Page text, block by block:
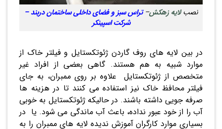
نصبلایه زهکش–تراس سبز و فضای داخلی ساختمان دربند –
شرکت اسپینکر
در بین لایه های روف گاردن ژئوتکستایل و فیلتر خاک از
موارد شبیه به هم هستند. گاهی بعضی از افراد غیر
متخصص از ژئوتکستایل علاوه بر روی ممبران، به جای
فیلتر محافظ خاک نیز استفاده می کنند تا در هزینه ها
صرفه جویی داشته باشند. در حالیکه ژئوتکستایل به خوبی
آب را از خود عبور نداده، باعث آب ماندگی می شود. یا در
بسیاری موارد کارگران آموزش ندیده لایه های ممبران را به